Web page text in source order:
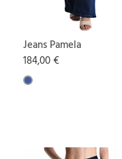
Jeans Pamela
184,00 €